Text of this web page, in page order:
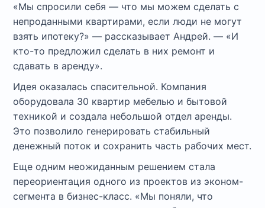
«Мы спросили себя — что мы можем сделать с
непроданными квартирами, если люди не могут
взять ипотеку?» — рассказывает Андрей. — «И
кто-то предложил сделать в них ремонт и
сдавать в аренду».
Идея оказалась спасительной. Компания
оборудовала 30 квартир мебелью и бытовой
техникой и создала небольшой отдел аренды.
Это позволило генерировать стабильный
денежный поток и сохранить часть рабочих мест.
Еще одним неожиданным решением стала
переориентация одного из проектов из эконом-
сегмента в бизнес-класс. «Мы поняли, что